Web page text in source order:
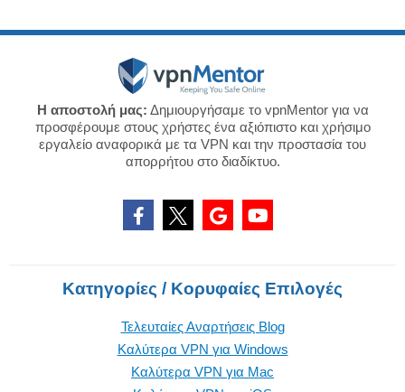
Η αποστολή μας: Δημιουργήσαμε το vpnMentor για να
προσφέρουμε στους χρήστες ένα αξιόπιστο και χρήσιμο
εργαλείο αναφορικά με τα VPN και την προστασία του
απορρήτου στο διαδίκτυο.
Κατηγορίες / Κορυφαίες Επιλογές
Τελευταίες Αναρτήσεις Blog
Καλύτερα VPN για Windows
Καλύτερα VPN για Mac